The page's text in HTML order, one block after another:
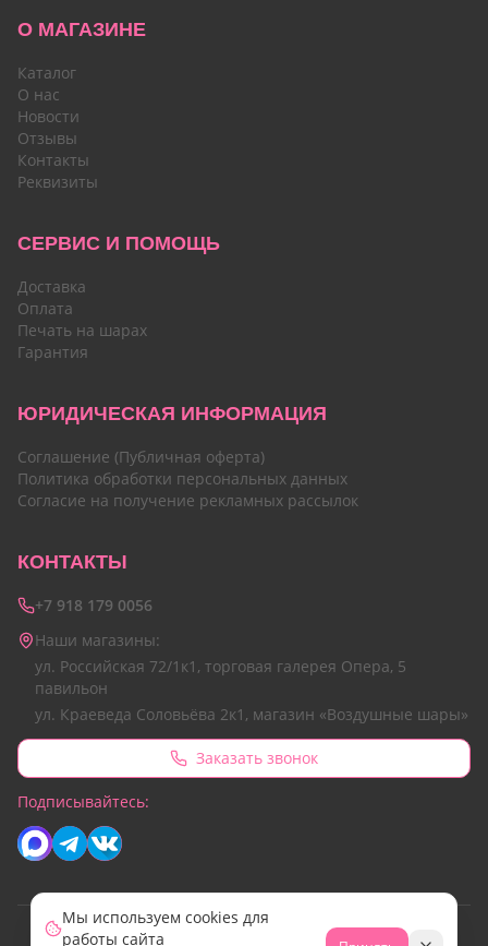
О МАГАЗИНЕ
Каталог
О нас
Новости
Отзывы
Контакты
Реквизиты
СЕРВИС И ПОМОЩЬ
Доставка
Оплата
Печать на шарах
Гарантия
ЮРИДИЧЕСКАЯ ИНФОРМАЦИЯ
Соглашение (Публичная оферта)
Политика обработки персональных данных
Согласие на получение рекламных рассылок
КОНТАКТЫ
+7 918 179 0056
Наши магазины:
ул. Российская 72/1к1, торговая галерея Опера, 5
павильон
ул. Краеведа Соловьёва 2к1, магазин «Воздушные шары»
Заказать звонок
Подписывайтесь:
Мы используем cookies для
работы сайта